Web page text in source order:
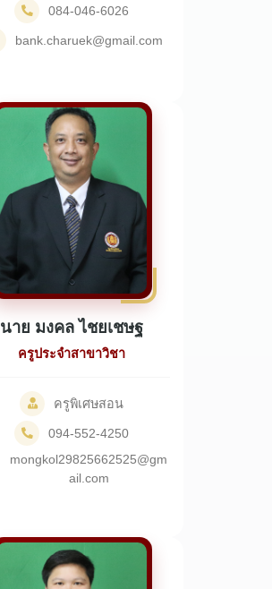
084-046-6026
bank.charuek@gmail.com
นาย มงคล ไชยเชษฐ
ครูประจำสาขาวิชา
ครูพิเศษสอน
094-552-4250
mongkol29825662525@gm
ail.com